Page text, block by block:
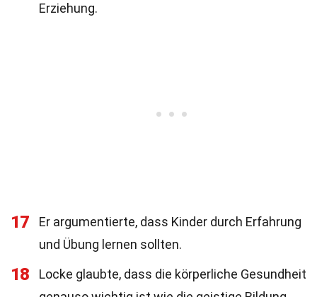
Erziehung.
17
Er argumentierte, dass Kinder durch Erfahrung
und Übung lernen sollten.
18
Locke glaubte, dass die körperliche Gesundheit